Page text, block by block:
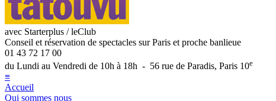
avec Starterplus / leClub
Conseil et réservation de spectacles sur Paris et proche banlieue
01 43 72 17 00
du Lundi au Vendredi de 10h à 18h - 56 rue de Paradis, Paris 10e
≡
Accueil
Qui sommes nous